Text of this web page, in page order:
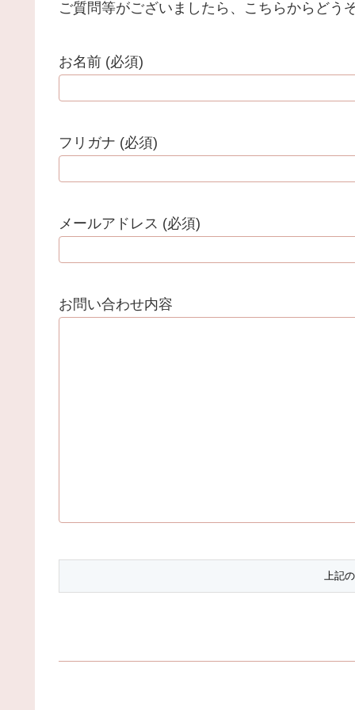
ご質問等がございましたら、こちらからどう
お名前 (必須)
フリガナ (必須)
メールアドレス (必須)
お問い合わせ内容